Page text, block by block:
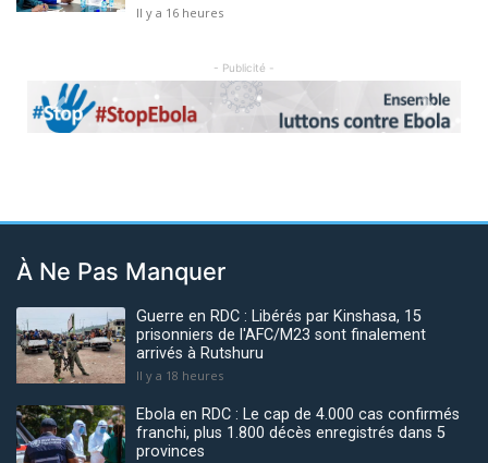
Il y a 16 heures
- Publicité -
Previous Next
À Ne Pas Manquer
Guerre en RDC : Libérés par Kinshasa, 15
prisonniers de l'AFC/M23 sont finalement
arrivés à Rutshuru
Il y a 18 heures
Ebola en RDC : Le cap de 4.000 cas confirmés
franchi, plus 1.800 décès enregistrés dans 5
provinces